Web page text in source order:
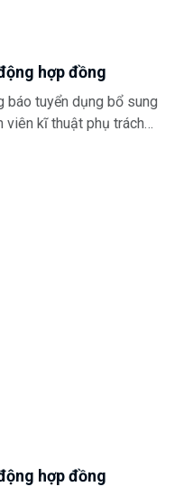
hợp đồng
báo tuyển dụng bổ sung
viên kĩ thuật phụ trách
hợp đồng